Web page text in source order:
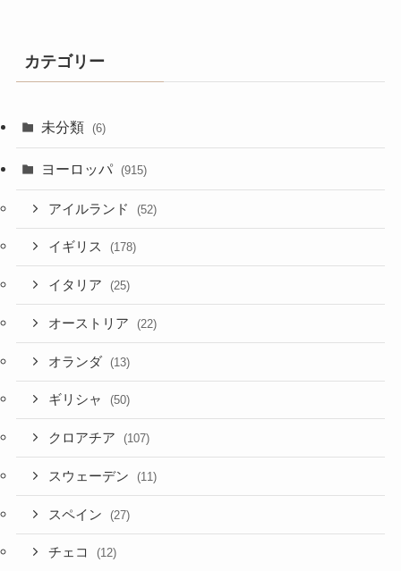
カテゴリー
未分類 (6)
ヨーロッパ (915)
アイルランド (52)
イギリス (178)
イタリア (25)
オーストリア (22)
オランダ (13)
ギリシャ (50)
クロアチア (107)
スウェーデン (11)
スペイン (27)
チェコ (12)